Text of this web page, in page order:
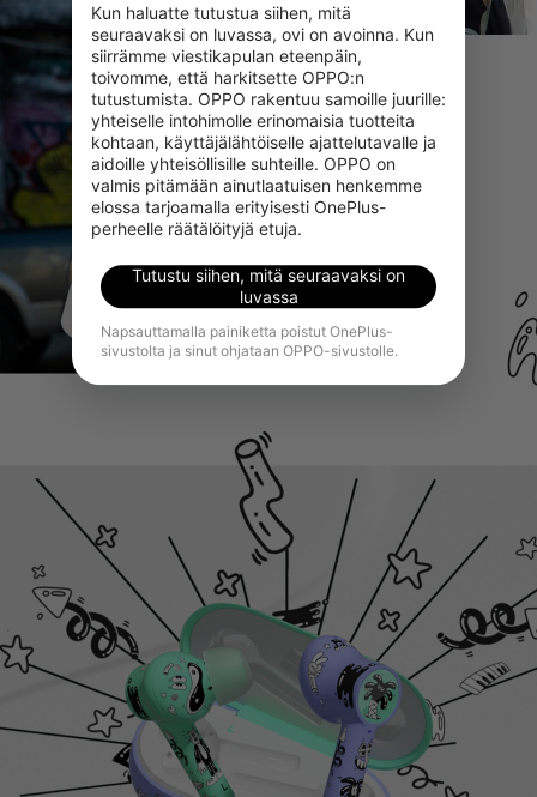
Kun haluatte tutustua siihen, mitä
seuraavaksi on luvassa, ovi on avoinna. Kun
siirrämme viestikapulan eteenpäin,
toivomme, että harkitsette OPPO:n
tutustumista. OPPO rakentuu samoille juurille:
yhteiselle intohimolle erinomaisia tuotteita
kohtaan, käyttäjälähtöiselle ajattelutavalle ja
aidoille yhteisöllisille suhteille. OPPO on
valmis pitämään ainutlaatuisen henkemme
elossa tarjoamalla erityisesti OnePlus-
perheelle räätälöityjä etuja.
Tutustu siihen, mitä seuraavaksi on
luvassa
Napsauttamalla painiketta poistut OnePlus-
sivustolta ja sinut ohjataan OPPO-sivustolle.